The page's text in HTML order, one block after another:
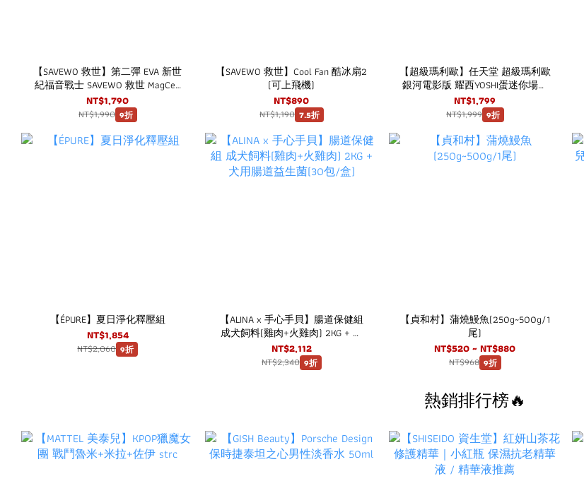
【SAVEWO 救世】第二彈 EVA 新世
紀福音戰士 SAVEWO 救世 MagCell
MC509 磁能寶 5000mAh
NT$1,790
NT$1,990 9折
【SAVEWO 救世】Cool Fan 酷冰扇2
(可上飛機)
NT$890
NT$1,190 7.5折
【超級瑪利歐】任天堂 超級瑪利歐
銀河電影版 耀西YOSHI蛋迷你場景
組
NT$1,799
NT$1,999 9折
【ÉPURE】夏日淨化釋壓組
NT$1,854
NT$2,060 9折
【ALINA x 手心手貝】腸道保健組
成犬飼料(雞肉+火雞肉) 2KG + 犬
用腸道益生菌(30包/盒)
NT$2,112
NT$2,340 9折
【貞和村】蒲燒鰻魚(250g~500g/1
尾)
NT$520 ~ NT$880
NT$968 9折
熱銷排行榜🔥